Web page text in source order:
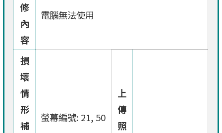
修
內
容
電腦無法使用
損
壞
情
形
補
螢幕編號: 21, 50
上
傳
照